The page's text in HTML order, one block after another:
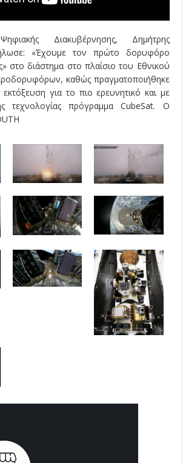
Διακυβέρνησης, Δημήτρης
«Έχουμε τον πρώτο δορυφόρο
στο διάστημα στο πλαίσιο του Εθνικού
καθώς πραγματοποιήθηκε
για το πιο ερευνητικό και με
τεχνολογίας πρόγραμμα CubeSat. Ο